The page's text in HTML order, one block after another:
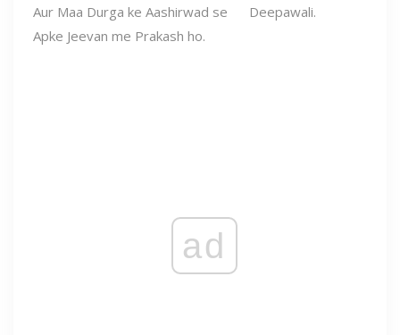
Aur Maa Durga ke Aashirwad se
Apke Jeevan me Prakash ho.
Deepawali.
ad